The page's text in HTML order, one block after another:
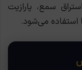
سمع، پارازیت
استفاده می‌شود.